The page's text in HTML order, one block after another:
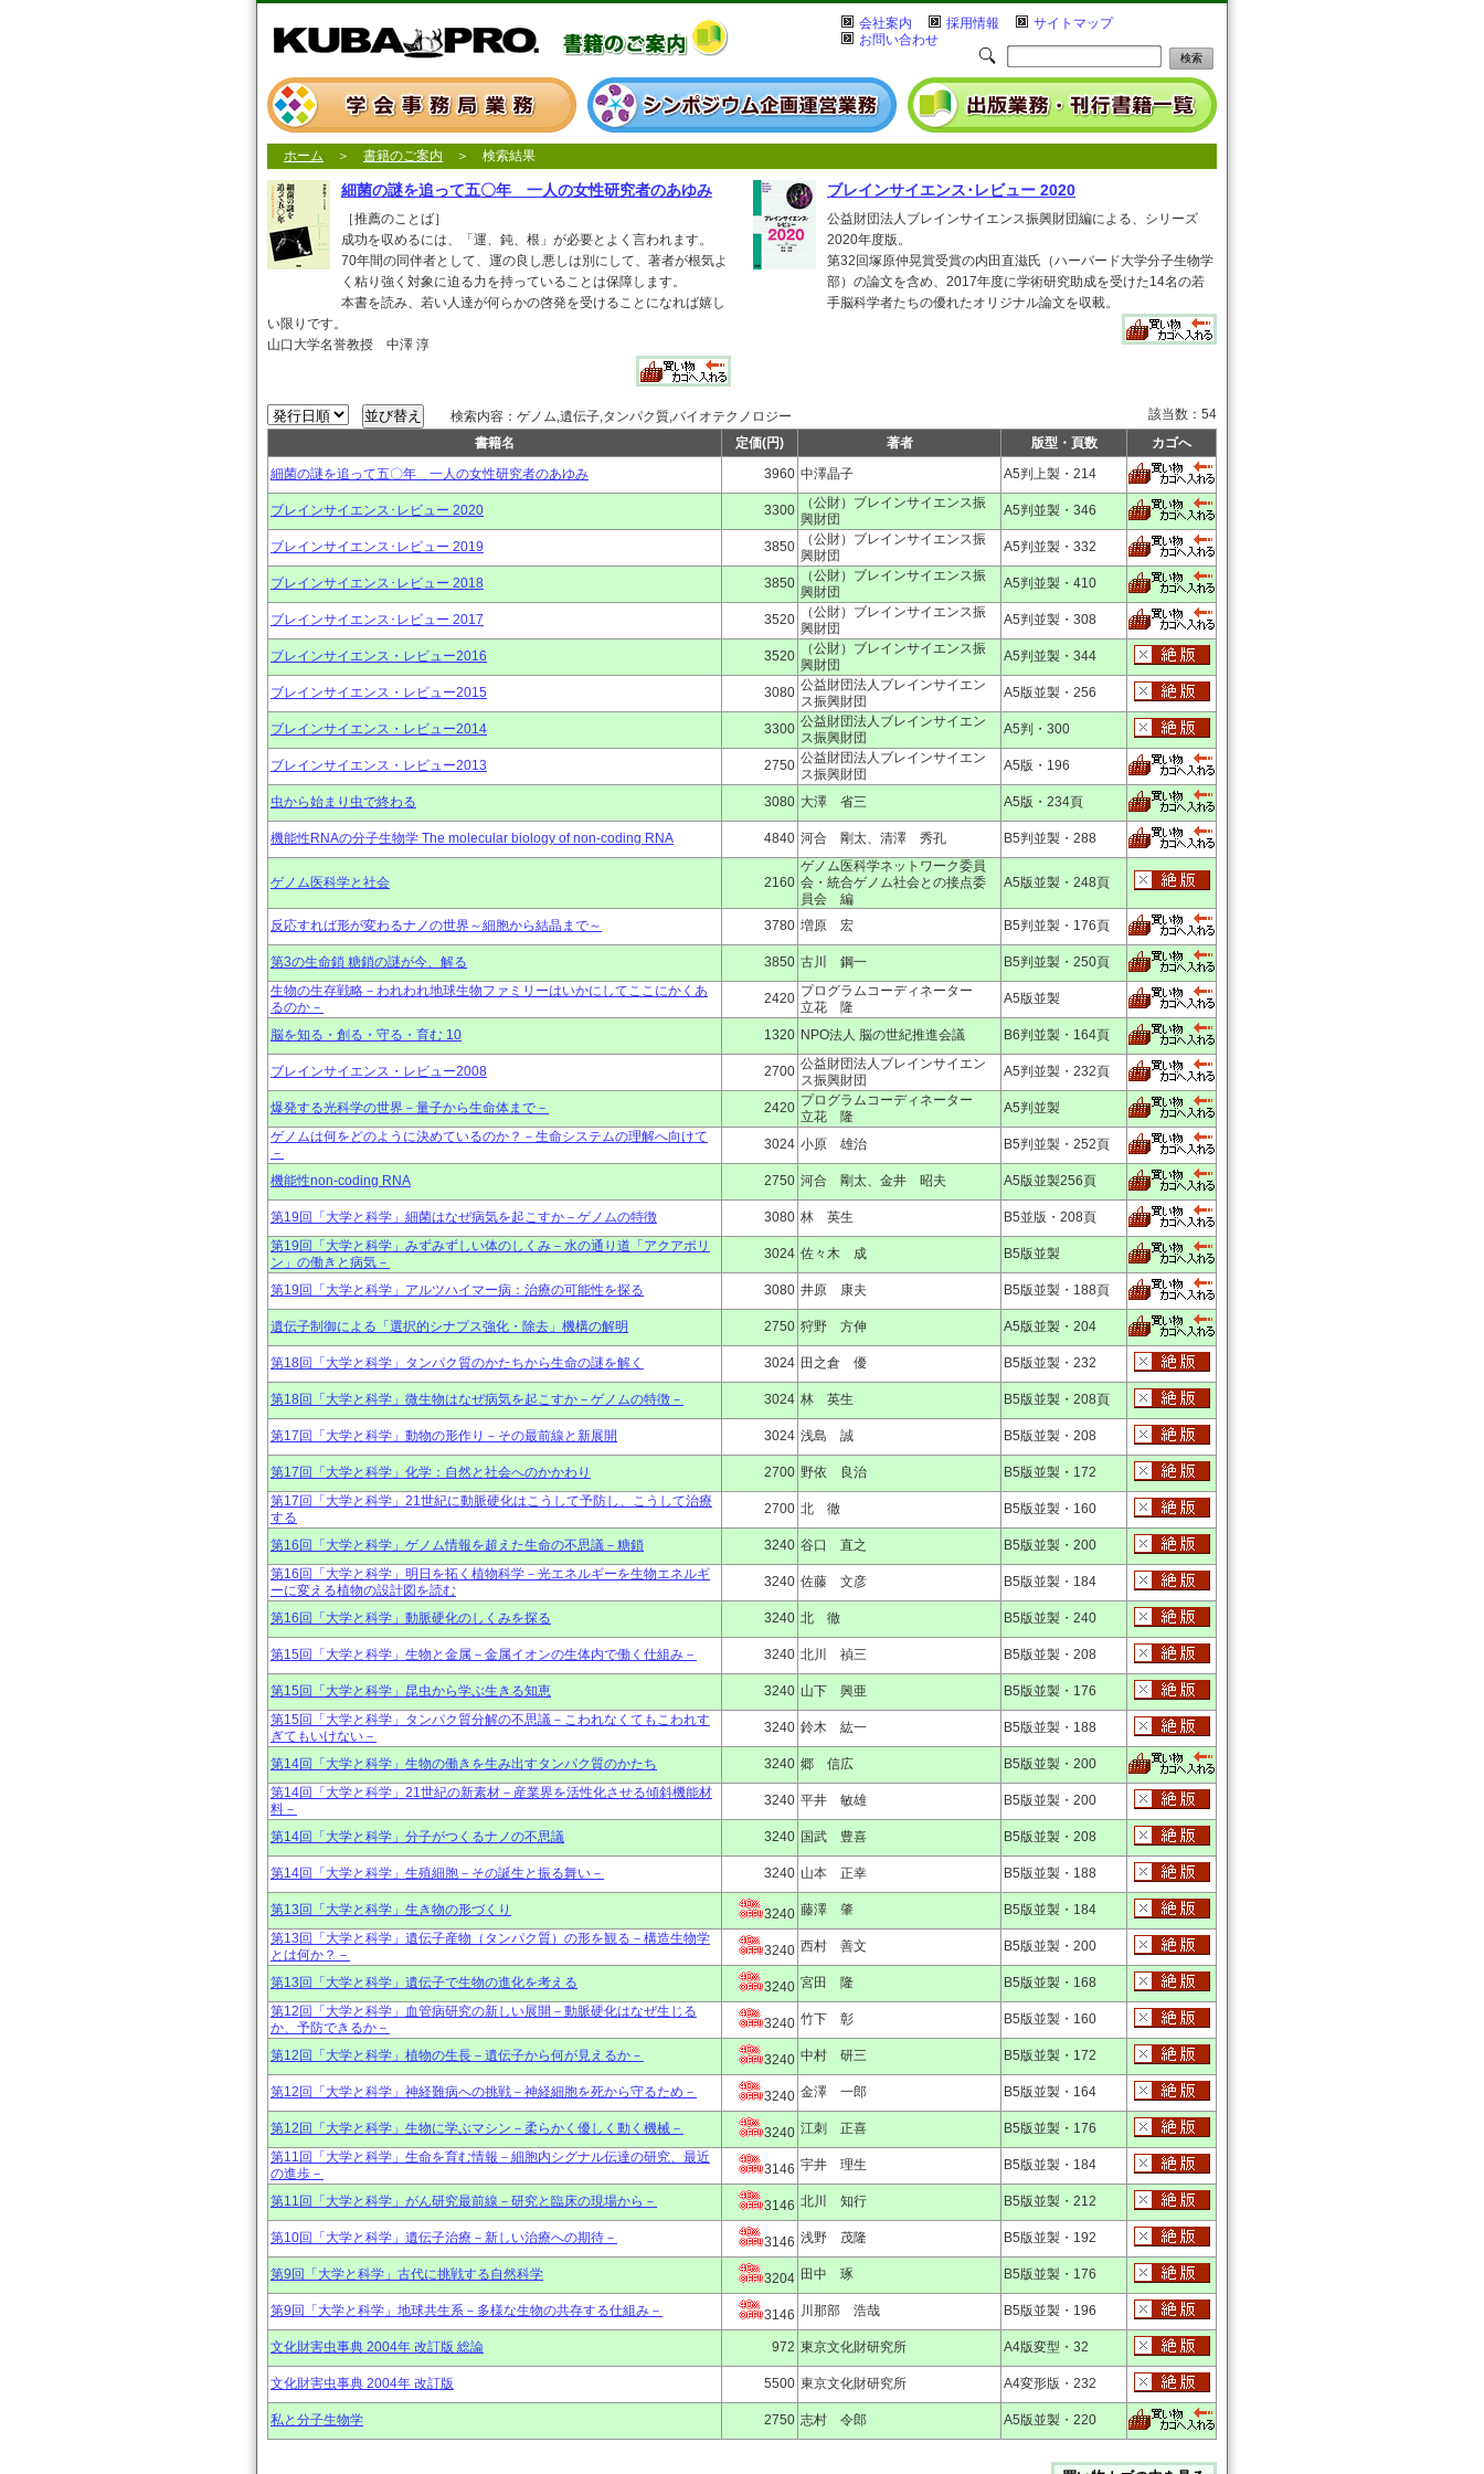
会社案内 採用情報
サイトマップ
お問い合わせ
ホーム ＞ 書籍のご案内 ＞ 検索結果
細菌の謎を追って五〇年 一人の女性研究者のあゆみ
［推薦のことば］
成功を収めるには、「運、鈍、根」が必要とよく言われます。
70年間の同伴者として、運の良し悪しは別にして、著者が根気よ
く粘り強く対象に迫る力を持っていることは保障します。
本書を読み、若い人達が何らかの啓発を受けることになれば嬉し
い限りです。
山口大学名誉教授 中澤 淳
ブレインサイエンス･レビュー 2020
公益財団法人ブレインサイエンス振興財団編による、シリーズ
2020年度版。
第32回塚原仲晃賞受賞の内田直滋氏（ハーバード大学分子生物学
部）の論文を含め、2017年度に学術研究助成を受けた14名の若
手脳科学者たちの優れたオリジナル論文を収載。
検索内容：ゲノム,遺伝子,タンパク質,バイオテクノロジー
該当数：54
書籍名
定価(円) 著者 版型・頁数
カゴへ
細菌の謎を追って五〇年 一人の女性研究者のあゆみ
3960 中澤晶子 A5判上製・214
ブレインサイエンス･レビュー 2020 3300
（公財）ブレインサイエンス振
興財団
A5判並製・346
ブレインサイエンス･レビュー 2019 3850
（公財）ブレインサイエンス振
興財団
A5判並製・332
ブレインサイエンス･レビュー 2018 3850
（公財）ブレインサイエンス振
興財団
A5判並製・410
ブレインサイエンス･レビュー 2017 3520
（公財）ブレインサイエンス振
興財団
A5判並製・308
ブレインサイエンス・レビュー2016 3520
（公財）ブレインサイエンス振
興財団
A5判並製・344
ブレインサイエンス・レビュー2015 3080 公益財団法人ブレインサイエン
ス振興財団
A5版並製・256
ブレインサイエンス・レビュー2014 3300 公益財団法人ブレインサイエン
ス振興財団
A5判・300
ブレインサイエンス・レビュー2013 2750 公益財団法人ブレインサイエン
ス振興財団
A5版・196
虫から始まり虫で終わる 3080 大澤 省三 A5版・234頁
機能性RNAの分子生物学 The molecular biology of non-coding RNA 4840 河合 剛太、清澤 秀孔 B5判並製・288
ゲノム医科学と社会 2160
ゲノム医科学ネットワーク委員
会・統合ゲノム社会との接点委
員会 編
A5版並製・248頁
反応すれば形が変わるナノの世界～細胞から結晶まで～ 3780 増原 宏 B5判並製・176頁
第3の生命鎖 糖鎖の謎が今、解る 3850 古川 鋼一
B5判並製・250頁
生物の生存戦略－われわれ地球生物ファミリーはいかにしてここにかくあ
るのか－
2420 プログラムコーディネーター
立花 隆
A5版並製
脳を知る・創る・守る・育む 10 1320 NPO法人 脳の世紀推進会議 B6判並製・164頁
ブレインサイエンス・レビュー2008 2700 公益財団法人ブレインサイエン
ス振興財団
A5判並製・232頁
爆発する光科学の世界－量子から生命体まで－ 2420 プログラムコーディネーター
立花 隆
A5判並製
ゲノムは何をどのように決めているのか？－生命システムの理解へ向けて
－
3024 小原 雄治 B5判並製・252頁
機能性non-coding RNA 2750 河合 剛太、金井 昭夫 A5版並製256頁
第19回「大学と科学」細菌はなぜ病気を起こすか－ゲノムの特徴 3080 林 英生
B5並版・208頁
第19回「大学と科学」みずみずしい体のしくみ－水の通り道「アクアポリ
ン」の働きと病気－
3024 佐々木 成 B5版並製
第19回「大学と科学」アルツハイマー病：治療の可能性を探る 3080 井原 康夫 B5版並製・188頁
遺伝子制御による「選択的シナプス強化・除去」機構の解明 2750 狩野 方伸 A5版並製・204
第18回「大学と科学」タンパク質のかたちから生命の謎を解く 3024 田之倉 優 B5版並製・232
第18回「大学と科学」微生物はなぜ病気を起こすか－ゲノムの特徴－ 3024 林 英生 B5版並製・208頁
第17回「大学と科学」動物の形作り－その最前線と新展開 3024 浅島 誠 B5版並製・208
第17回「大学と科学」化学：自然と社会へのかかわり 2700 野依 良治
B5版並製・172
第17回「大学と科学」21世紀に動脈硬化はこうして予防し、こうして治療
する
2700 北 徹 B5版並製・160
第16回「大学と科学」ゲノム情報を超えた生命の不思議－糖鎖 3240 谷口 直之
B5版並製・200
第16回「大学と科学」明日を拓く植物科学－光エネルギーを生物エネルギ
ーに変える植物の設計図を読む
3240 佐藤 文彦 B5版並製・184
第16回「大学と科学」動脈硬化のしくみを探る 3240 北 徹 B5版並製・240
第15回「大学と科学」生物と金属－金属イオンの生体内で働く仕組み－ 3240 北川 禎三 B5版並製・208
第15回「大学と科学」昆虫から学ぶ生きる知恵 3240 山下 興亜
B5版並製・176
第15回「大学と科学」タンパク質分解の不思議－こわれなくてもこわれす
ぎてもいけない－
3240 鈴木 紘一 B5版並製・188
第14回「大学と科学」生物の働きを生み出すタンパク質のかたち 3240 郷 信広
B5版並製・200
第14回「大学と科学」21世紀の新素材－産業界を活性化させる傾斜機能材
料－
3240 平井 敏雄 B5版並製・200
第14回「大学と科学」分子がつくるナノの不思議 3240 国武 豊喜 B5版並製・208
第14回「大学と科学」生殖細胞－その誕生と振る舞い－ 3240 山本 正幸 B5版並製・188
第13回「大学と科学」生き物の形づくり 3240 藤澤 肇
B5版並製・184
第13回「大学と科学」遺伝子産物（タンパク質）の形を観る－構造生物学
とは何か？－
3240 西村 善文 B5版並製・200
第13回「大学と科学」遺伝子で生物の進化を考える 3240 宮田 隆
B5版並製・168
第12回「大学と科学」血管病研究の新しい展開－動脈硬化はなぜ生じる
か、予防できるか－
3240 竹下 彰 B5版並製・160
第12回「大学と科学」植物の生長－遺伝子から何が見えるか－ 3240 中村 研三 B5版並製・172
第12回「大学と科学」神経難病への挑戦－神経細胞を死から守るため－ 3240 金澤 一郎 B5版並製・164
第12回「大学と科学」生物に学ぶマシン－柔らかく優しく動く機械－ 3240 江刺 正喜
B5版並製・176
第11回「大学と科学」生命を育む情報－細胞内シグナル伝達の研究、最近
の進歩－
3146 宇井 理生 B5版並製・184
第11回「大学と科学」がん研究最前線－研究と臨床の現場から－ 3146 北川 知行 B5版並製・212
第10回「大学と科学」遺伝子治療－新しい治療への期待－ 3146 浅野 茂隆 B5版並製・192
第9回「大学と科学」古代に挑戦する自然科学 3204 田中 琢 B5版並製・176
第9回「大学と科学」地球共生系－多様な生物の共存する仕組み－ 3146 川那部 浩哉 B5版並製・196
文化財害虫事典 2004年 改訂版 総論 972 東京文化財研究所 A4版変型・32
文化財害虫事典 2004年 改訂版 5500 東京文化財研究所 A4変形版・232
私と分子生物学 2750 志村 令郎 A5版並製・220